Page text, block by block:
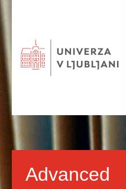
Advanced